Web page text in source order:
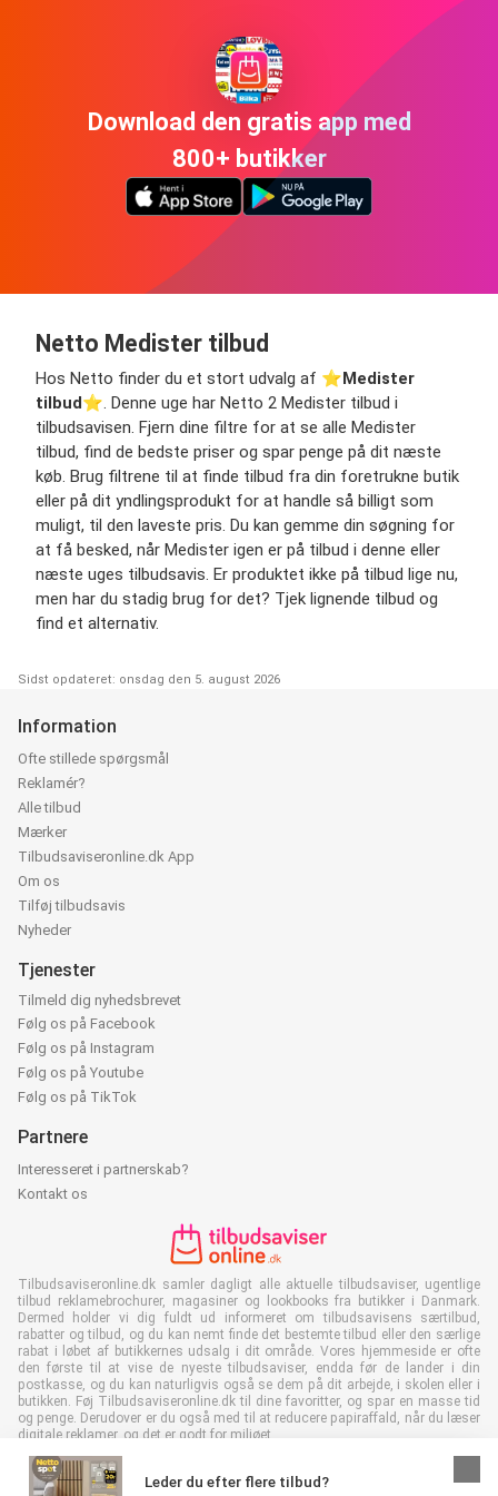
Download den gratis app med
800+ butikker
Netto Medister tilbud
Hos Netto finder du et stort udvalg af ⭐️Medister
tilbud⭐️. Denne uge har Netto 2 Medister tilbud i
tilbudsavisen. Fjern dine filtre for at se alle Medister
tilbud, find de bedste priser og spar penge på dit næste
køb. Brug filtrene til at finde tilbud fra din foretrukne butik
eller på dit yndlingsprodukt for at handle så billigt som
muligt, til den laveste pris. Du kan gemme din søgning for
at få besked, når Medister igen er på tilbud i denne eller
næste uges tilbudsavis. Er produktet ikke på tilbud lige nu,
men har du stadig brug for det? Tjek lignende tilbud og
find et alternativ.
Sidst opdateret: onsdag den 5. august 2026
Leder du efter flere tilbud?
Information
Ofte stillede spørgsmål
Reklamér?
Alle tilbud
Mærker
Tilbudsaviseronline.dk App
Om os
Tilføj tilbudsavis
Nyheder
Tjenester
Tilmeld dig nyhedsbrevet
Følg os på Facebook
Følg os på Instagram
Følg os på Youtube
Følg os på TikTok
Partnere
Interesseret i partnerskab?
Kontakt os
Tilbudsaviseronline.dk samler dagligt alle aktuelle tilbudsaviser, ugentlige
tilbud reklamebrochurer, magasiner og lookbooks fra butikker i Danmark.
Dermed holder vi dig fuldt ud informeret om tilbudsavisens særtilbud,
rabatter og tilbud, og du kan nemt finde det bestemte tilbud eller den særlige
rabat i løbet af butikkernes udsalg i dit område. Vores hjemmeside er ofte
den første til at vise de nyeste tilbudsaviser, endda før de lander i din
postkasse, og du kan naturligvis også se dem på dit arbejde, i skolen eller i
butikken. Føj Tilbudsaviseronline.dk til dine favoritter, og spar en masse tid
og penge. Derudover er du også med til at reducere papiraffald, når du læser
digitale reklamer, og det er godt for miljøet.